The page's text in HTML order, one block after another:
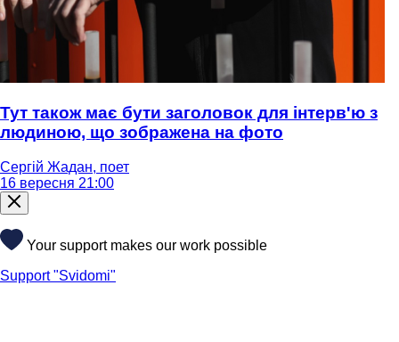
Тут також має бути заголовок для інтерв'ю з
людиною, що зображена на фото
Сергій Жадан, поет
16 вересня 21:00
Your support makes our work possible
Support "Svidomi"